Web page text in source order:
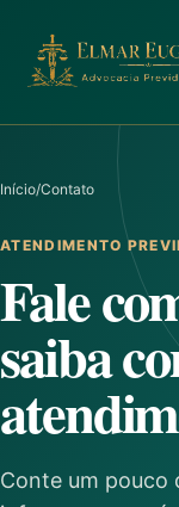
conteúdo
Início/Contato
ATENDIMENTO
Fale
saiba
Conte um pouco